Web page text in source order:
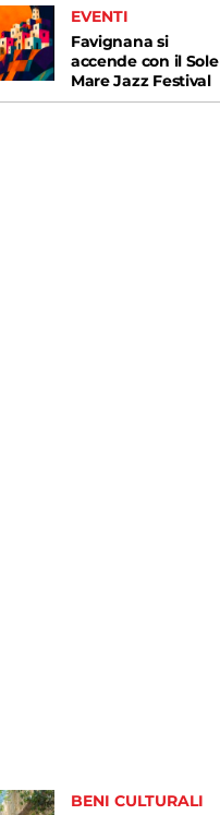
EVENTI
Favignana si
accende con il Sole
Mare Jazz Festival
BENI CULTURALI